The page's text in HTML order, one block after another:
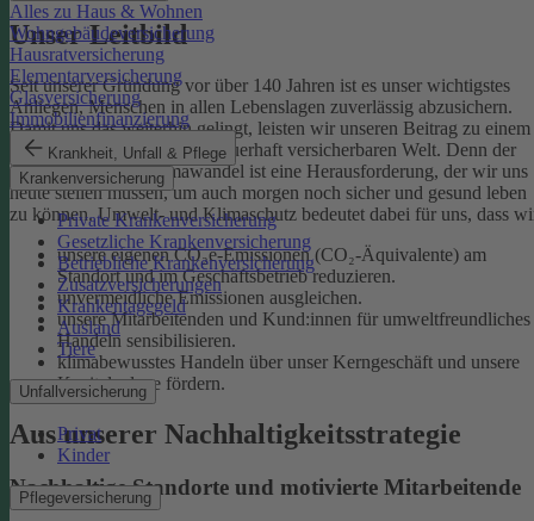
Alles zu Haus & Wohnen
Wohngebäudeversicherung
Hausratversicherung
Elementarversicherung
Glasversicherung
Immobilienfinanzierung
Krankheit, Unfall & Pflege
Krankenversicherung
Private Krankenversicherung
Gesetzliche Krankenversicherung
Betriebliche Krankenversicherung
Zusatzversicherungen
Krankentagegeld
Ausland
Tiere
Unfallversicherung
Privat
Kinder
Pflegeversicherung
Unser Leitbild
Seit unserer Gründung vor über 140 Jahren ist es unser wichtigstes
Anliegen, Menschen in allen Lebenslagen zuverlässig abzusichern.
Damit uns das weiterhin gelingt, leisten wir unseren Beitrag zu einem
gesunden Klima und einer dauerhaft versicherbaren Welt. Denn der
menschgemachte Klimawandel ist eine Herausforderung, der wir uns
heute stellen müssen, um auch morgen noch sicher und gesund leben
zu können.Umwelt- und Klimaschutz bedeutet dabei für uns, dass
unsere eigenen CO₂e-Emissionen (CO₂-Äquivalente) am
Standort und im Geschäftsbetrieb reduzieren.
unvermeidliche Emissionen ausgleichen.
unsere Mitarbeitenden und Kund:innen für umweltfreundliches
Handeln sensibilisieren.
klimabewusstes Handeln über unser Kerngeschäft und unsere
Kapitalanlage fördern.
Aus unserer Nachhaltigkeitsstrategie
Nachhaltige Standorte und motivierte Mitarbeitende